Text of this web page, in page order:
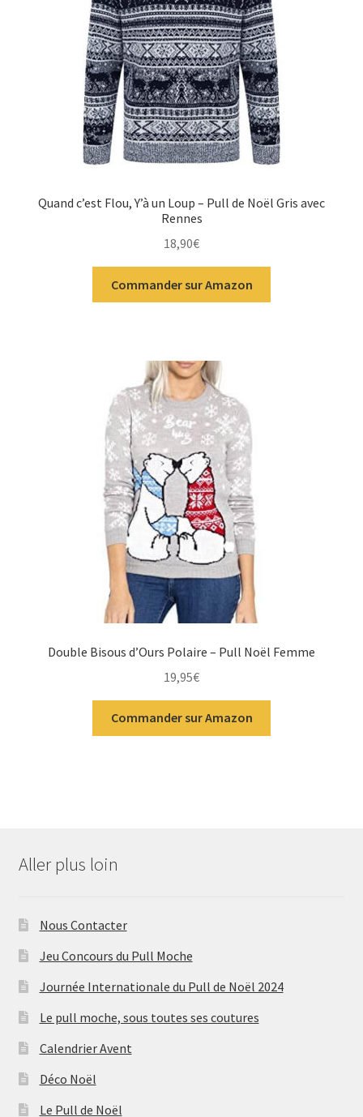
Quand c’est Flou, Y’à un Loup – Pull de Noël Gris avec
Rennes
18,90€
Commander sur Amazon
Double Bisous d’Ours Polaire – Pull Noël Femme
19,95€
Commander sur Amazon
Aller plus loin
Nous Contacter
Jeu Concours du Pull Moche
Journée Internationale du Pull de Noël 2024
Le pull moche, sous toutes ses coutures
Calendrier Avent
Déco Noël
Le Pull de Noël